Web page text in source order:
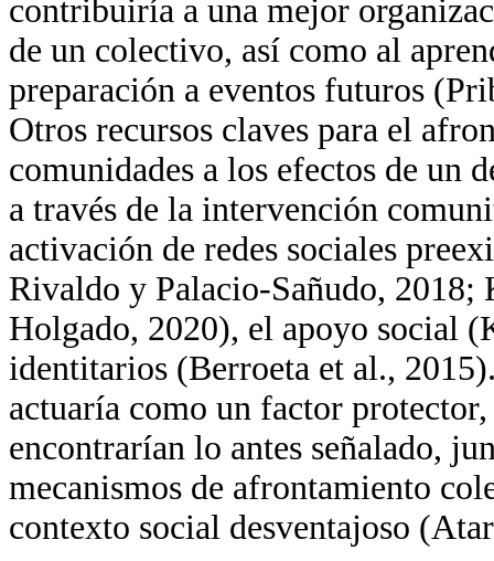
contribuiría a una mejor
de un colectivo, así como al
preparación a eventos futuros
Otros recursos claves para el
comunidades a los efectos de un
a través de la intervención
activación de redes sociales
Rivaldo y Palacio-Sañudo,
Holgado, 2020), el apoyo social
identitarios (Berroeta et al.,
actuaría como un factor
encontrarían lo antes señalado,
mecanismos de afrontamiento
contexto social desventajoso